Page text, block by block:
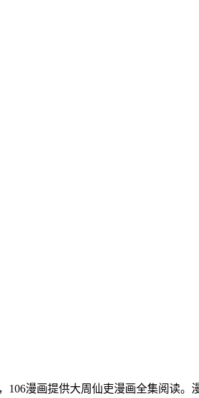
106漫画提供大周仙吏漫画全集阅读